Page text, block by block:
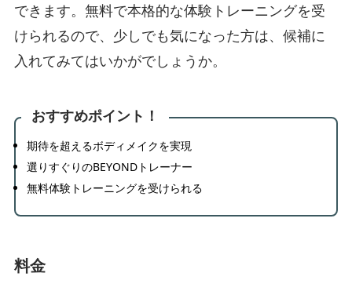
できます。無料で本格的な体験トレーニングを受
けられるので、少しでも気になった方は、候補に
入れてみてはいかがでしょうか。
おすすめポイント！
期待を超えるボディメイクを実現
選りすぐりのBEYONDトレーナー
無料体験トレーニングを受けられる
料金